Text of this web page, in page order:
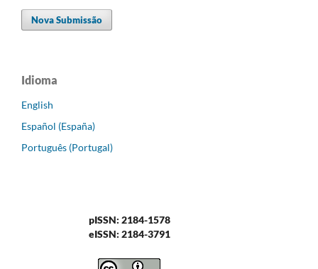
Nova Submissão
Idioma
English
Español (España)
Português (Portugal)
pISSN: 2184-1578
eISSN: 2184-3791